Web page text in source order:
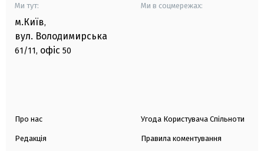
Ми тут:
м.Київ,
вул. Володимирська
61/11, офіс 50
Ми в соцмережах:
Про нас
Редакція
Угода Користувача Спільноти
Правила коментування